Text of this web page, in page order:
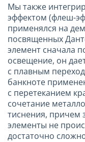
Мы также
эффектом (флеш-
применялся на
посвященных
элемент сначала
освещение, он
с плавным
банкноте
с перетеканием
сочетание
тиснения, причем
элементы не
достаточно